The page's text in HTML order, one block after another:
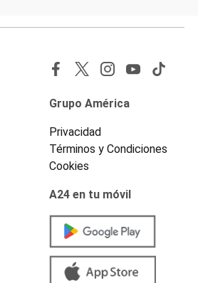
Grupo América
Privacidad
Términos y Condiciones
Cookies
A24 en tu móvil